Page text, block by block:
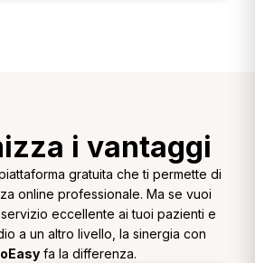
i vantaggi
gratuita che ti permette di
online professionale. Ma se vuoi
eccellente ai tuoi pazienti e
a un altro livello, la sinergia con
fa la differenza.